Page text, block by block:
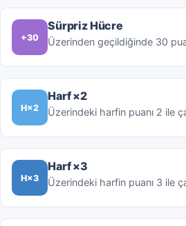
+30
Sürpriz Hücre
Üzerinden geçildiğinde 30
H×2
Harf ×2
Üzerindeki harfin puanı 2 ile
H×3
Harf ×3
Üzerindeki harfin puanı 3 ile